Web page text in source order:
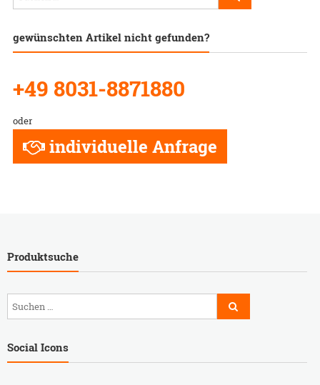
gewünschten Artikel nicht gefunden?
+49 8031-8871880
oder
individuelle Anfrage
Produktsuche
Social Icons